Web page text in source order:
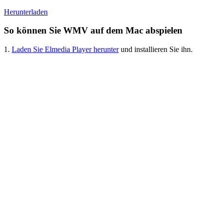
Herunterladen
So können Sie WMV auf dem Mac abspielen
1. Laden Sie Elmedia Player herunterund installieren Sie ihn.